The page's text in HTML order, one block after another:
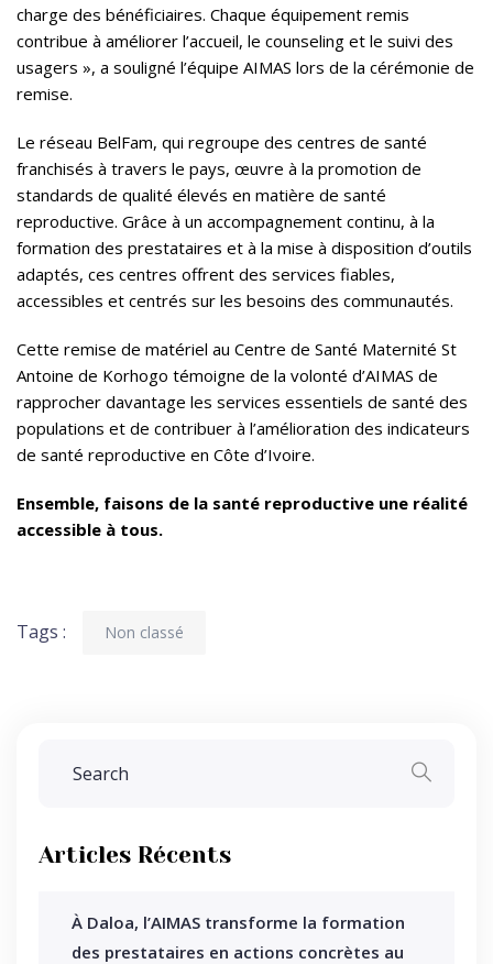
charge des bénéficiaires. Chaque équipement remis
contribue à améliorer l’accueil, le counseling et le suivi des
usagers », a souligné l’équipe AIMAS lors de la cérémonie de
remise.
Le réseau BelFam, qui regroupe des centres de santé
franchisés à travers le pays, œuvre à la promotion de
standards de qualité élevés en matière de santé
reproductive. Grâce à un accompagnement continu, à la
formation des prestataires et à la mise à disposition d’outils
adaptés, ces centres offrent des services fiables,
accessibles et centrés sur les besoins des communautés.
Cette remise de matériel au Centre de Santé Maternité St
Antoine de Korhogo témoigne de la volonté d’AIMAS de
rapprocher davantage les services essentiels de santé des
populations et de contribuer à l’amélioration des indicateurs
de santé reproductive en Côte d’Ivoire.
Ensemble, faisons de la santé reproductive une réalité
accessible à tous.
Tags : Non classé
Articles Récents
À Daloa, l’AIMAS transforme la formation
des prestataires en actions concrètes au